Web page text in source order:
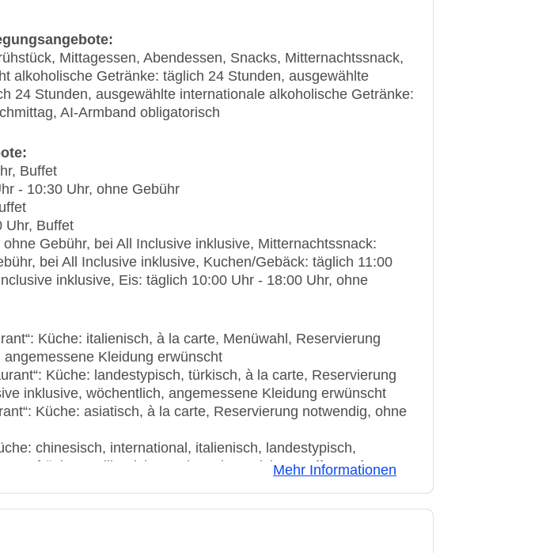
Liegen: ohne Gebühr, Sonnenschirme: ohne Gebühr
Juwelier, Friseur
ohne Gebühr
unbewacht: ohne Gebühr
Mittagessen, Abendessen, Snacks, Mitternachtssnack,
alkoholische Getränke: täglich 24 Stunden, ausgewählte
24 Stunden, ausgewählte internationale alkoholische Getränke:
AI-Armband obligatorisch
Buffet
- 10:30 Uhr, ohne Gebühr
Uhr, Buffet
Gebühr, bei All Inclusive inklusive, Mitternachtssnack:
bei All Inclusive inklusive, Kuchen/Gebäck: täglich 11:00
inklusive, Eis: täglich 10:00 Uhr - 18:00 Uhr, ohne
Küche: italienisch, à la carte, Menüwahl, Reservierung
Kleidung erwünscht
Küche: landestypisch, türkisch, à la carte, Reservierung
inklusive, wöchentlich, angemessene Kleidung erwünscht
Küche: asiatisch, à la carte, Reservierung notwendig, ohne
chinesisch, international, italienisch, landestypisch,
Grillgerichte, saisonale Gerichte, Buffet, Anfrage &
Mehr Informationen